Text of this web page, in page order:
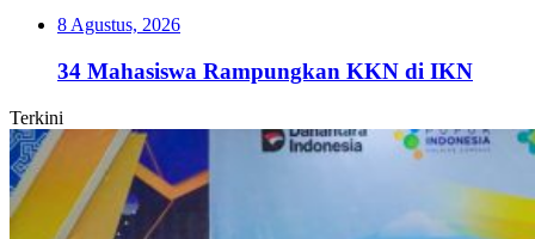
8 Agustus, 2026
34 Mahasiswa Rampungkan KKN di IKN
Terkini